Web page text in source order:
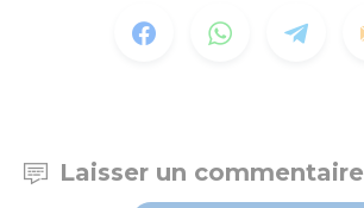
Laisser un commentaire